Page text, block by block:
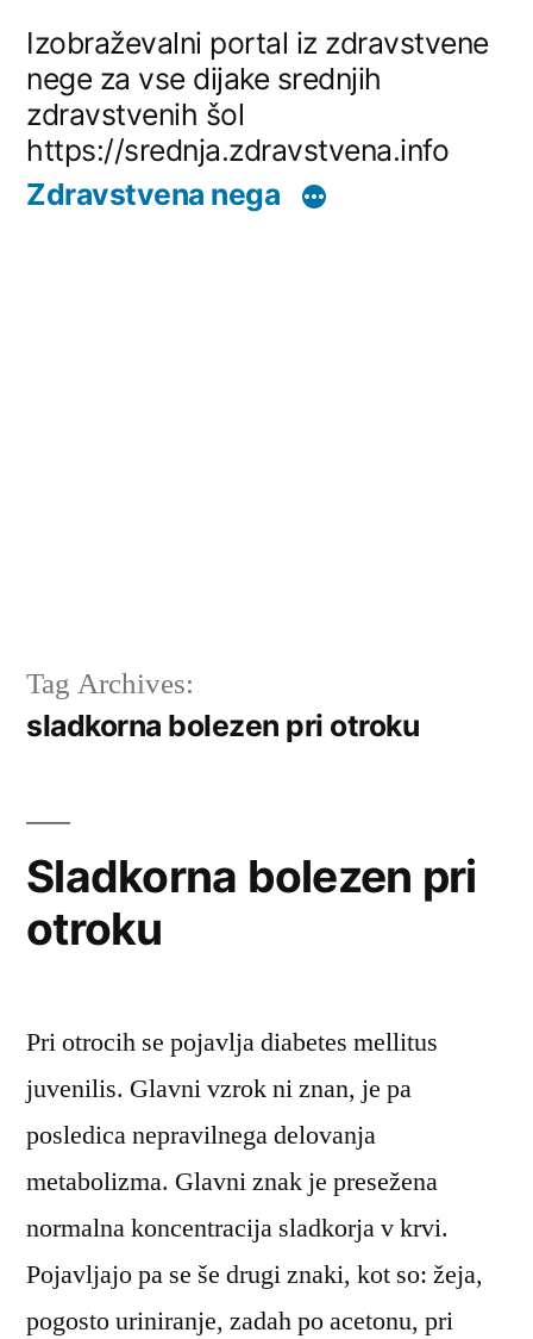
content
Izobraževalni portal iz zdravstvene
nege za vse dijake srednjih
zdravstvenih šol
https://srednja.zdravstvena.info
Zdravstvena nega
Tag Archives:
sladkorna bolezen pri otroku
Sladkorna bolezen pri
otroku
Pri otrocih se pojavlja diabetes mellitus
juvenilis. Glavni vzrok ni znan, je pa
posledica nepravilnega delovanja
metabolizma. Glavni znak je presežena
normalna koncentracija sladkorja v krvi.
Pojavljajo pa se še drugi znaki, kot so: žeja,
pogosto uriniranje, zadah po acetonu, pri